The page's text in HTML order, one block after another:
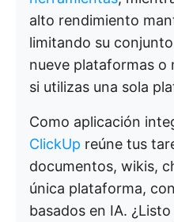
alto rendimiento
limitando su
nueve plataformas o
si utilizas una sola
Como aplicación
ClickUp reúne tus
documentos, wikis,
única plataforma,
basados en IA.